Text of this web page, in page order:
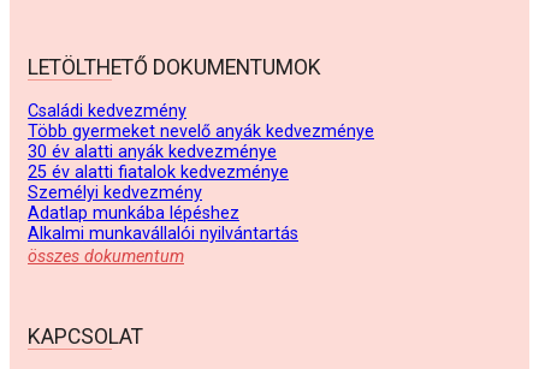
LETÖLTHETŐ DOKUMENTUMOK
Családi kedvezmény
Több gyermeket nevelő anyák kedvezménye
30 év alatti anyák kedvezménye
25 év alatti fiatalok kedvezménye
Személyi kedvezmény
Adatlap munkába lépéshez
Alkalmi munkavállalói nyilvántartás
összes dokumentum
KAPCSOLAT